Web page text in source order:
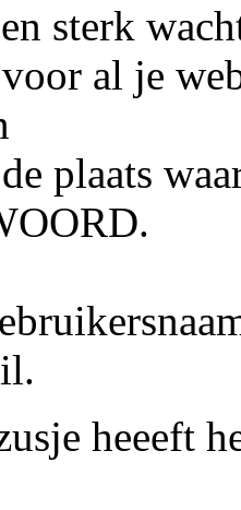
sterk
al je
plaats
heeeft